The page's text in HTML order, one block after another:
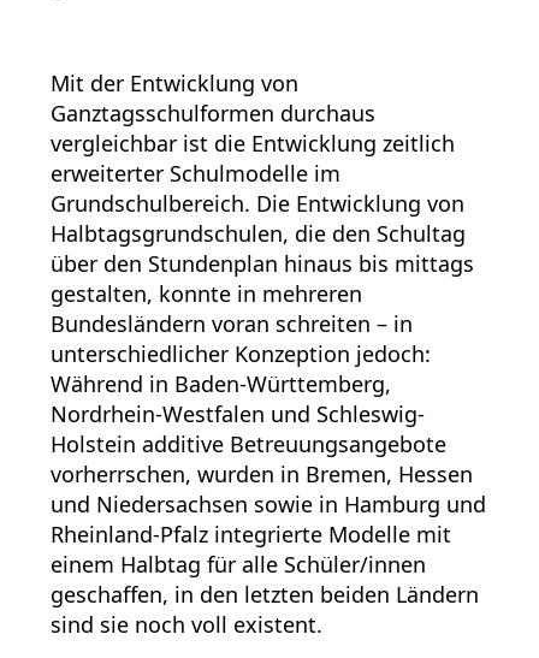
Mit der Entwicklung von
Ganztagsschulformen durchaus
vergleichbar ist die Entwicklung zeitlich
erweiterter Schulmodelle im
Grundschulbereich. Die Entwicklung von
Halbtagsgrundschulen, die den Schultag
über den Stundenplan hinaus bis mittags
gestalten, konnte in mehreren
Bundesländern voran schreiten – in
unterschiedlicher Konzeption jedoch:
Während in Baden-Württemberg,
Nordrhein-Westfalen und Schleswig-
Holstein additive Betreuungsangebote
vorherrschen, wurden in Bremen, Hessen
und Niedersachsen sowie in Hamburg und
Rheinland-Pfalz integrierte Modelle mit
einem Halbtag für alle Schüler/innen
geschaffen, in den letzten beiden Ländern
sind sie noch voll existent.